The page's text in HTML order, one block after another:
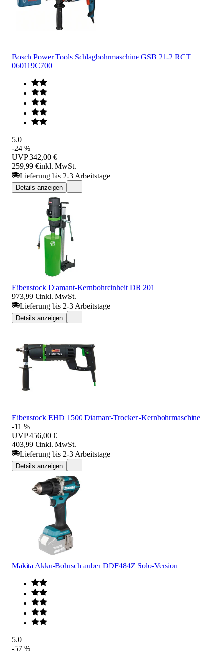
Bosch Power Tools Schlagbohrmaschine GSB 21-2 RCT
060119C700
5.0
-24 %
UVP 342,00 €
259,99 €inkl. MwSt.
Lieferung bis 2-3 Arbeitstage
Details anzeigen
Eibenstock Diamant-Kernbohreinheit DB 201
973,99 €inkl. MwSt.
Lieferung bis 2-3 Arbeitstage
Details anzeigen
Eibenstock EHD 1500 Diamant-Trocken-Kernbohrmaschine
-11 %
UVP 456,00 €
403,99 €inkl. MwSt.
Lieferung bis 2-3 Arbeitstage
Details anzeigen
Makita Akku-Bohrschrauber DDF484Z Solo-Version
5.0
-57 %